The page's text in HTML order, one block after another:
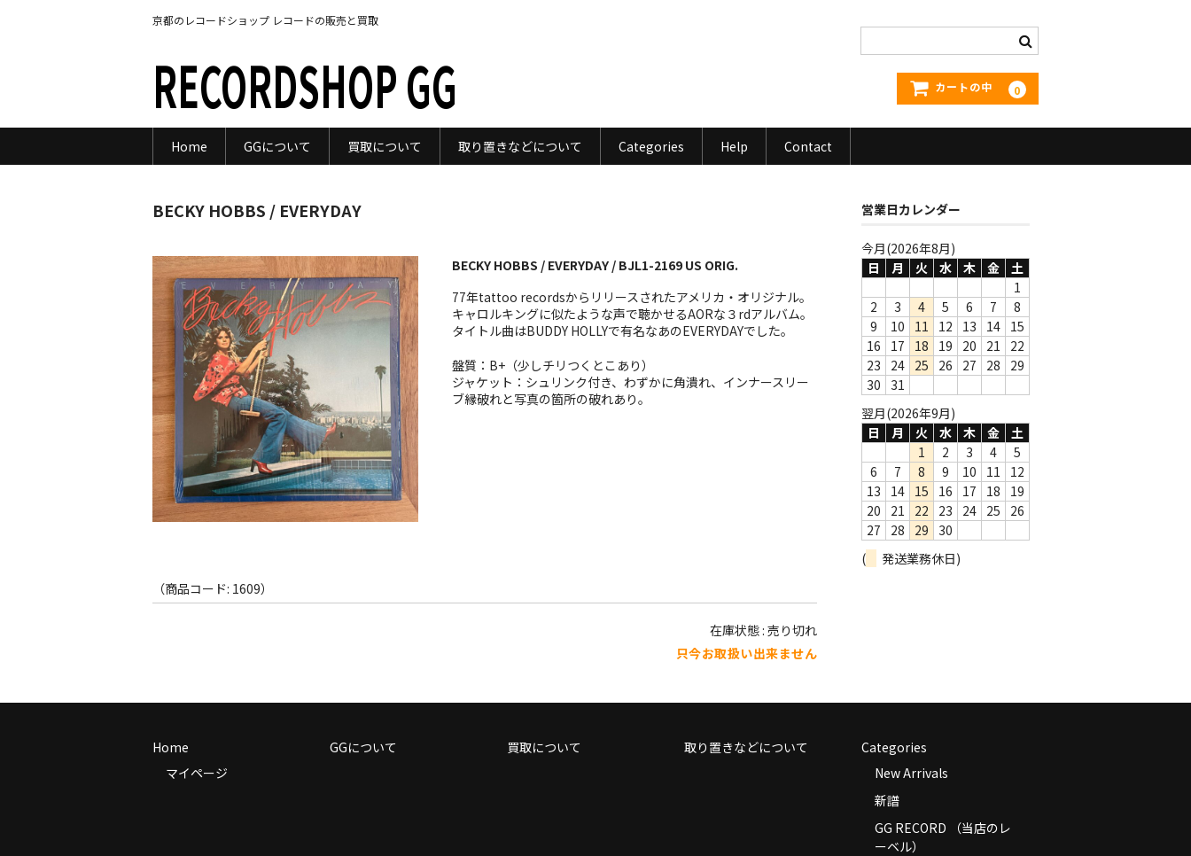
京都のレコードショップ レコードの販売と買取
RECORDSHOP GG カートの中 0
Home GGについて 買取について 取り置きなどについて Categories Help Contact
BECKY HOBBS / EVERYDAY
BECKY HOBBS / EVERYDAY / BJL1-2169 US ORIG.
77年tattoo recordsからリリースされたアメリカ・オリジナル。
キャロルキングに似たような声で聴かせるAORな３rdアルバム。
タイトル曲はBUDDY HOLLYで有名なあのEVERYDAYでした。
盤質：B+（少しチリつくとこあり）
ジャケット：シュリンク付き、わずかに角潰れ、インナースリー
ブ縁破れと写真の箇所の破れあり。
（商品コード: 1609）
在庫状態 : 売り切れ
只今お取扱い出来ません
営業日カレンダー
今月(2026年8月)
日
月 火 水 木 金
土
1
2
3 4 5 6 7
8
9
10 11 12 13 14 15
16
17 18 19 20 21
22
23
24 25 26 27 28
29
30
31
翌月(2026年9月)
日
月 火 水 木 金
土
1
2 3 4
5
6
7 8 9 10 11
12
13
14 15 16 17 18
19
20
21 22 23 24 25
26
27
28 29
30
(
発送業務休日)
Home
マイページ
GGについて 買取について 取り置きなどについて
Categories
New Arrivals
新譜
GG RECORD （当店のレ
ーベル）